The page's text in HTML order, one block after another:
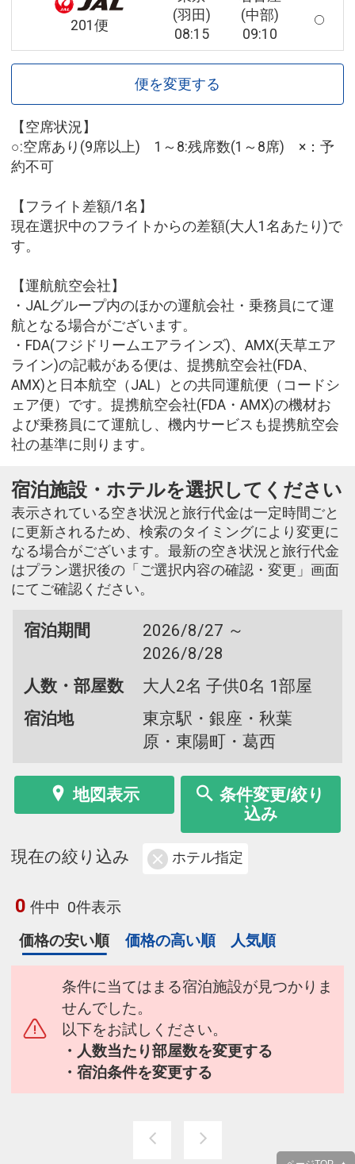
201便
(羽田)
08:15
(中部)
09:10
便を変更する
【空席状況】
○:空席あり(9席以上) 1～8:残席数(1～8席) ×：予
約不可
【フライト差額/1名】
現在選択中のフライトからの差額(大人1名あたり)で
す。
【運航航空会社】
・JALグループ内のほかの運航会社・乗務員にて運
航となる場合がございます。
・FDA(フジドリームエアラインズ)、AMX(天草エア
ライン)の記載がある便は、提携航空会社(FDA、
AMX)と日本航空（JAL）との共同運航便（コードシ
ェア便）です。提携航空会社(FDA・AMX)の機材お
よび乗務員にて運航し、機内サービスも提携航空会
社の基準に則ります。
宿泊施設・ホテルを選択してください
表示されている空き状況と旅行代金は一定時間ごと
に更新されるため、検索のタイミングにより変更に
なる場合がございます。最新の空き状況と旅行代金
はプラン選択後の「ご選択内容の確認・変更」画面
にてご確認ください。
宿泊期間
2026/8/27 ～
2026/8/28
人数・部屋数
大人2名 子供0名 1部屋
宿泊地
東京駅・銀座・秋葉
原・東陽町・葛西
地図表示
条件変更/絞り
込み
現在の絞り込み ホテル指定
0 件中 0件表示
価格の安い順
価格の高い順 人気順
条件に当てはまる宿泊施設が見つかりま
せんでした。
以下をお試しください。
・人数当たり部屋数を変更する
・宿泊条件を変更する